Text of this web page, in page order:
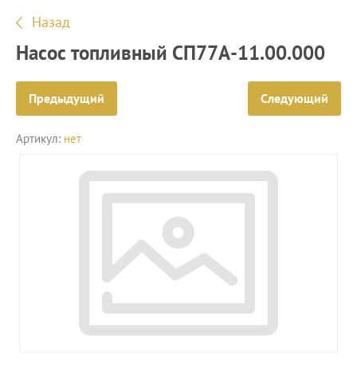
Назад
Насос топливный СП77А-11.00.000
Предыдущий Следующий
Артикул: нет